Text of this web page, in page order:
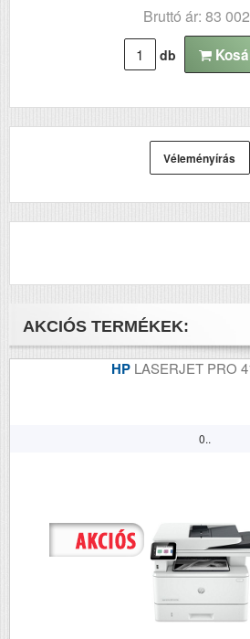
USB
Kétoldalas, duplex
nyomtatás
ADF (automatikus
lapolvasó)
DADF (automatikus
kétoldalas lapolvasás)
Tömeg (kg)
Méretek (ma x szé x mé mm)
Bruttó ár: 83
db
Véleményírás
AKCIÓS TERMÉKEK:
HP LASERJET PRO
0..